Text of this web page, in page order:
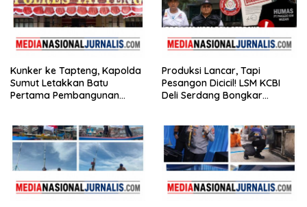
Kunker ke Tapteng, Kapolda
Sumut Letakkan Batu
Pertama Pembangunan
Produksi Lancar, Tapi
Pesangon Dicicil! LSM KCBI
Deli Serdang Bongkar